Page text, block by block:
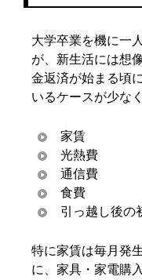
大学卒業を機に一
が、新生活には想
金返済が始まる頃
いるケースが少な
家賃
光熱費
通信費
食費
引っ越し後の
特に家賃は毎月発
に、家具・家電購